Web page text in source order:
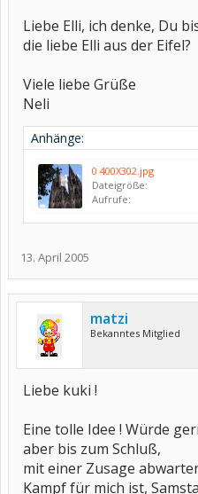
Liebe Elli, ich denke, Du
die liebe Elli aus der Eifel?
Viele liebe Grüße
Neli
Anhänge:
0 400X302.jpg
Dateigröße:
Aufrufe:
13. April 2005
matzi
Bekanntes Mitglied
Liebe kuki !
Eine tolle Idee ! Würde
aber bis zum Schluß,
mit einer Zusage
Kampf für mich ist,